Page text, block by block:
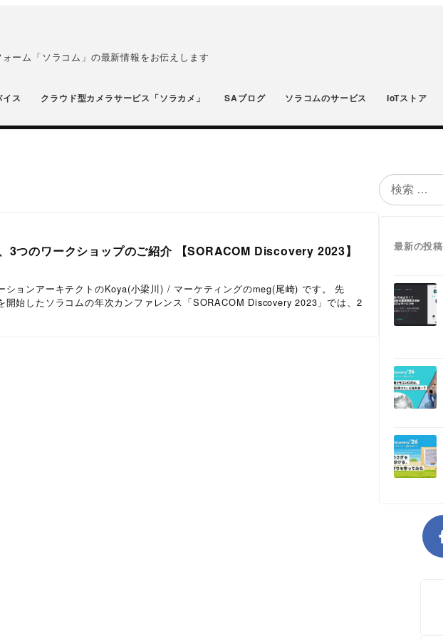
ーム「ソラコム」の最新情報をお伝えします
イス クラウド型カメラサービス「ソラカメ」 SAブログ ソラコムのサービス IoTストア
3つのワークショップのご紹介 【SORACOM Discovery 2023】
ションアーキテクトのKoya(小梁川) / マーケティングのmeg(尾崎) です。 先
開始したソラコムの年次カンファレンス「SORACOM Discovery 2023」では、2
検
索
最新の投稿